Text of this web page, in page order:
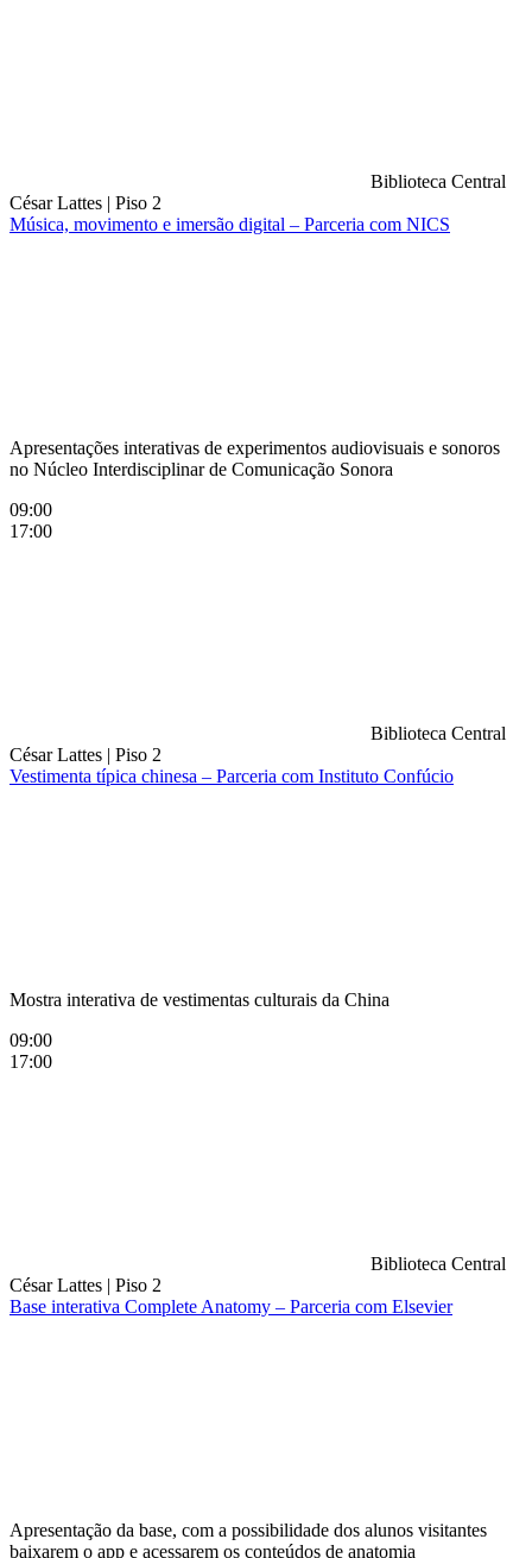
Biblioteca Central
César Lattes | Piso 2
Música, movimento e imersão digital – Parceria com NICS
Apresentações interativas de experimentos audiovisuais e sonoros
no Núcleo Interdisciplinar de Comunicação Sonora
09:00
17:00
Biblioteca Central
César Lattes | Piso 2
Vestimenta típica chinesa – Parceria com Instituto Confúcio
Mostra interativa de vestimentas culturais da China
09:00
17:00
Biblioteca Central
César Lattes | Piso 2
Base interativa Complete Anatomy – Parceria com Elsevier
Apresentação da base, com a possibilidade dos alunos visitantes
baixarem o app e acessarem os conteúdos de anatomia